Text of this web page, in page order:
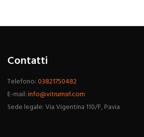
Contatti
Telefono:03821750482
E-mail:info@vitrumsrl.com
Sede legale: Via Vigentina 110/F, Pavia